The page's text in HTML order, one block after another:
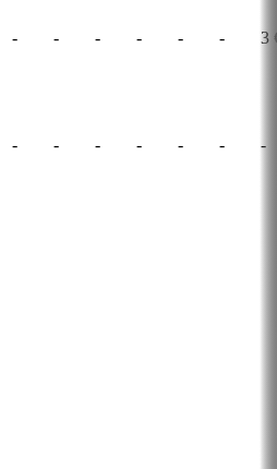
- - - - - -
3
- - - - - - -